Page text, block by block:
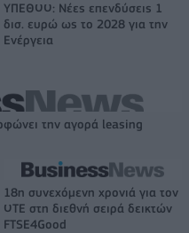
ΥΠΕΘΟΟ: Νέες επενδύσεις 1
δισ. ευρώ ως το 2028 για την
Ενέργεια
την αγορά leasing
18η συνεχόμενη χρονιά για τον
ΟΤΕ στη διεθνή σειρά δεικτών
FTSE4Good